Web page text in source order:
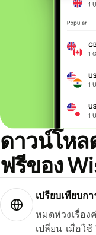
ดาวน์โหล
ฟรีของ
เปรียบเทียบก
หมดห่วงเรื่อง
เปลี่ยน เมื่อใ